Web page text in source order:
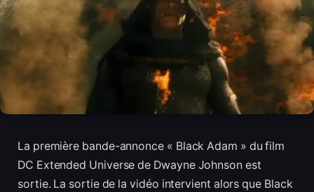
La première bande-annonce « Black Adam » du film
DC Extended Universe de Dwayne Johnson est
sortie. La sortie de la vidéo intervient alors que Black